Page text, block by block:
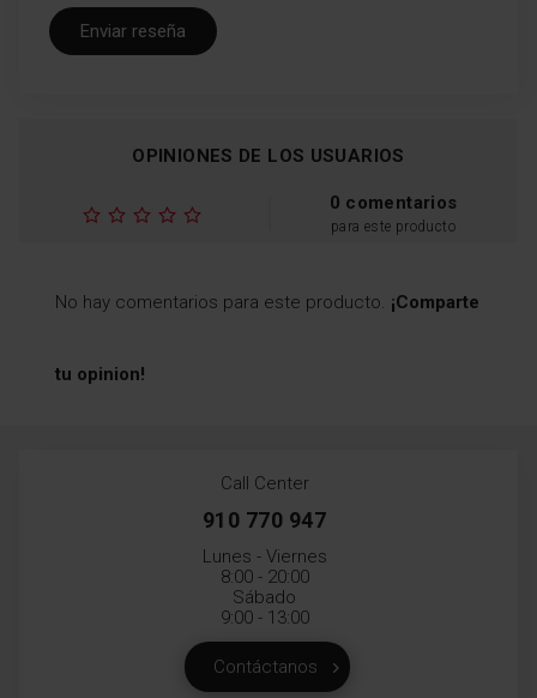
Enviar reseña
OPINIONES DE LOS USUARIOS
0 comentarios
para este producto
No hay comentarios para este producto. ¡Comparte
tu opinion!
Call Center
910 770 947
Lunes - Viernes
8:00 - 20:00
Sábado
9:00 - 13:00
Contáctanos